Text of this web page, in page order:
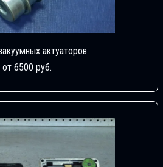
актуаторов
от 6500 руб.